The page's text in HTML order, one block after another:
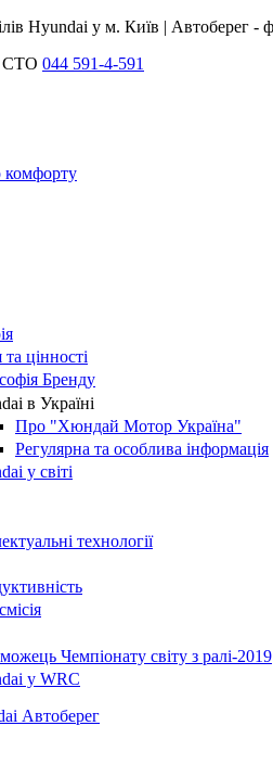
СТО 044 591-4-591
та цінності
Бренду
в Україні
Про "Хюндай Мотор Україна"
Регулярна та особлива інформація
у світі
технології
Чемпіонату світу з ралі-2019
у WRC